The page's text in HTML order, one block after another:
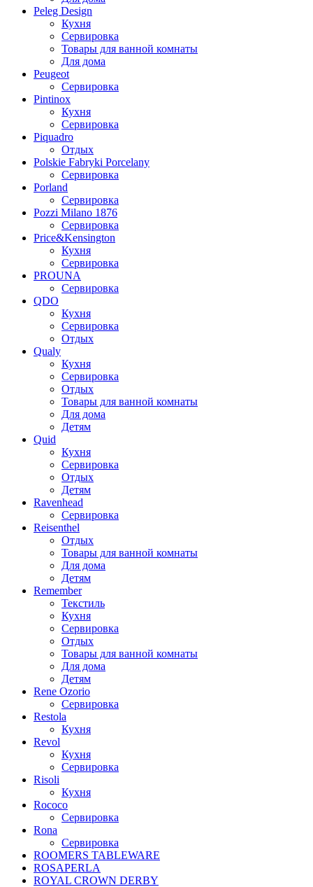
Peleg Design
Кухня
Сервировка
Товары для ванной комнаты
Для дома
Peugeot
Сервировка
Pintinox
Кухня
Сервировка
Piquadro
Отдых
Polskie Fabryki Porcelany
Сервировка
Porland
Сервировка
Pozzi Milano 1876
Сервировка
Price&Kensington
Кухня
Сервировка
PROUNA
Сервировка
QDO
Кухня
Сервировка
Отдых
Qualy
Кухня
Сервировка
Отдых
Товары для ванной комнаты
Для дома
Детям
Quid
Кухня
Сервировка
Отдых
Детям
Ravenhead
Сервировка
Reisenthel
Отдых
Товары для ванной комнаты
Для дома
Детям
Remember
Текстиль
Кухня
Сервировка
Отдых
Товары для ванной комнаты
Для дома
Детям
Rene Ozorio
Сервировка
Restola
Кухня
Revol
Кухня
Сервировка
Risoli
Кухня
Rococo
Сервировка
Rona
Сервировка
ROOMERS TABLEWARE
ROSAPERLA
ROYAL CROWN DERBY